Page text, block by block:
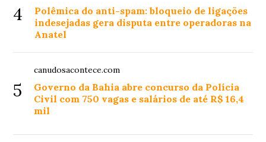
4
Polêmica do anti-spam: bloqueio de ligações
indesejadas gera disputa entre operadoras na
Anatel
5
canudosacontece.com
Governo da Bahia abre concurso da Polícia
Civil com 750 vagas e salários de até R$ 16,4
mil